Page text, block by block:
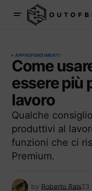
APPROFONDIMENTI
Come
essere più
lavoro
Qualche
produttivi al
funzioni che ci
Premium.
by Roberto Rais23